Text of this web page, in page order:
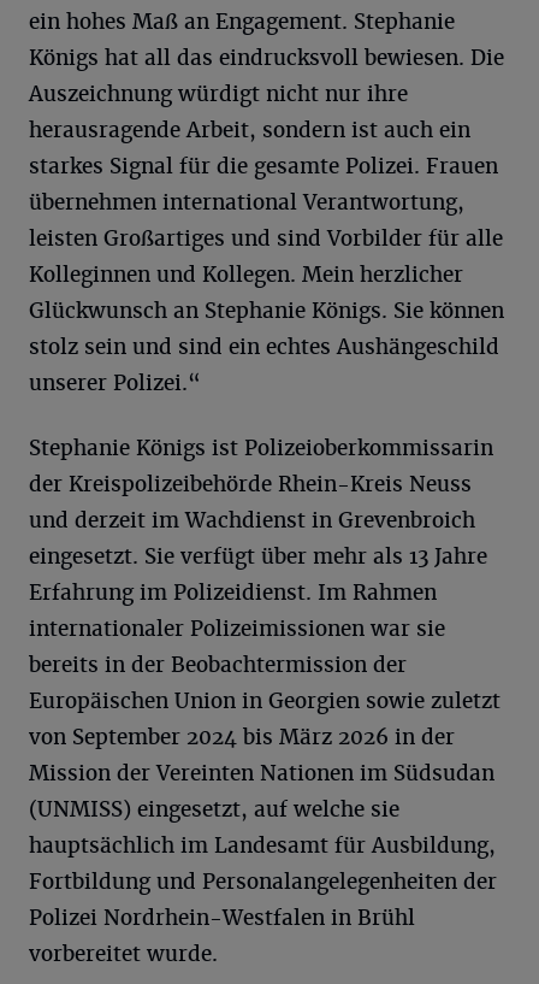
ein hohes Maß an Engagement. Stephanie
Königs hat all das eindrucksvoll bewiesen. Die
Auszeichnung würdigt nicht nur ihre
herausragende Arbeit, sondern ist auch ein
starkes Signal für die gesamte Polizei. Frauen
übernehmen international Verantwortung,
leisten Großartiges und sind Vorbilder für alle
Kolleginnen und Kollegen. Mein herzlicher
Glückwunsch an Stephanie Königs. Sie können
stolz sein und sind ein echtes Aushängeschild
unserer Polizei.“
Stephanie Königs ist Polizeioberkommissarin
der Kreispolizeibehörde Rhein-Kreis Neuss
und derzeit im Wachdienst in Grevenbroich
eingesetzt. Sie verfügt über mehr als 13 Jahre
Erfahrung im Polizeidienst. Im Rahmen
internationaler Polizeimissionen war sie
bereits in der Beobachtermission der
Europäischen Union in Georgien sowie zuletzt
von September 2024 bis März 2026 in der
Mission der Vereinten Nationen im Südsudan
(UNMISS) eingesetzt, auf welche sie
hauptsächlich im Landesamt für Ausbildung,
Fortbildung und Personalangelegenheiten der
Polizei Nordrhein-Westfalen in Brühl
vorbereitet wurde.